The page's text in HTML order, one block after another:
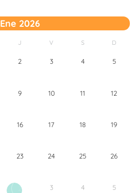
Ene 2026
J V S D
2 3 4 5
9 10 11 12
16 17 18 19
23 24 25 26
2 3 4 5